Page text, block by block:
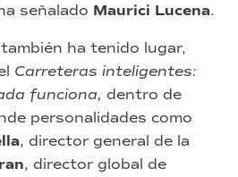
señalado Maurici Lucena.
ha tenido lugar,
Carreteras inteligentes:
funciona, dentro de
personalidades como
, director general de la
, director global de